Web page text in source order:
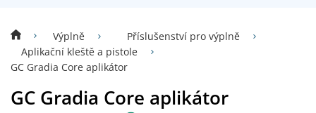
Výplně
Příslušenství pro výplně
Aplikační kleště a pistole
GC Gradia Core aplikátor
GC Gradia Core aplikátor